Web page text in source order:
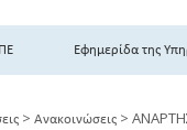
Εφημερίδα της
> Ανακοινώσεις >